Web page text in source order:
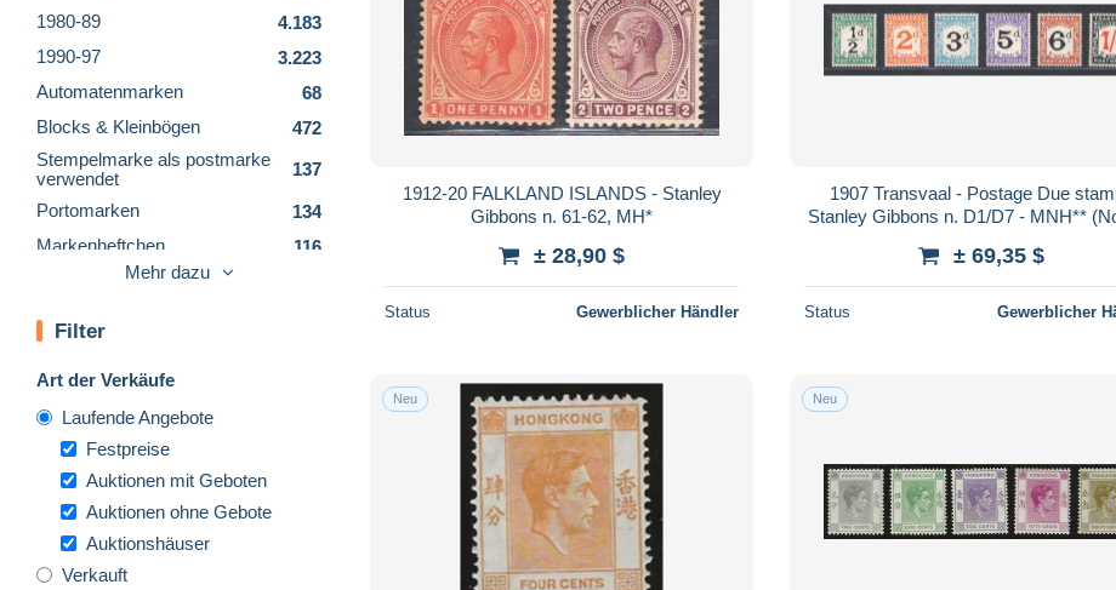
1980-89
4.183
1990-97
3.223
Automatenmarken
68
Blocks & Kleinbögen
472
Stempelmarke als postmarke
verwendet
137
Portomarken
134
Markenheftchen
116
Ganzsachen
FDC
Komplette Jahrgänge
Lots & Serien
Sonstige
Sonstige & Ohne Zuordnung
Mehr dazu
Filter
Art der Verkäufe
Laufende Angebote
Festpreise
Auktionen mit Geboten
Auktionen ohne Gebote
Auktionshäuser
Verkauft
1912-20 FALKLAND ISLANDS - Stanley
Gibbons n. 61-62, MH*
± 28,90 $
Status Gewerblicher Händler
1907 Transvaal - Postage Due
Stanley Gibbons n. D1/D7 - MNH**
± 69,35 $
Status Gewerblicher
Neu Neu